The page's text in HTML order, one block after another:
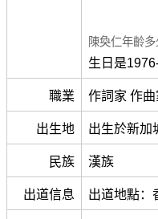
陳奐仁年齡多
生日是
職業 作詞家 作曲
出生地 出生於新加
民族 漢族
出道信息 出道地點：